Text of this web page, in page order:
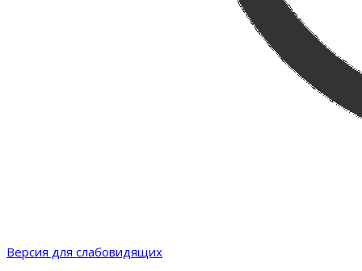
Версия для слабовидящих